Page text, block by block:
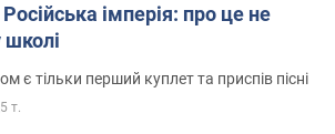
імперія: про це не
школі
є тільки перший куплет та приспів пісні
т.